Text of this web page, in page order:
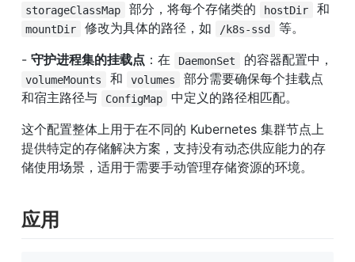
storageClassMap 部分，将每个存储类的 hostDir
mountDir 修改为具体的路径，如 /k8s-ssd
等。
- 守护进程集的挂载点 ：在 DaemonSet 的容器配置中，
volumeMounts 和 volumes
部分需要确保每个挂载点
和宿主路径与
ConfigMap
中定义的路径相匹配。
这个配置整体上用于在不同的 Kubernetes 集群节点上
提供特定的存储解决方案，支持没有动态供应能力的存
储使用场景，适用于需要手动管理存储资源的环境。
应用